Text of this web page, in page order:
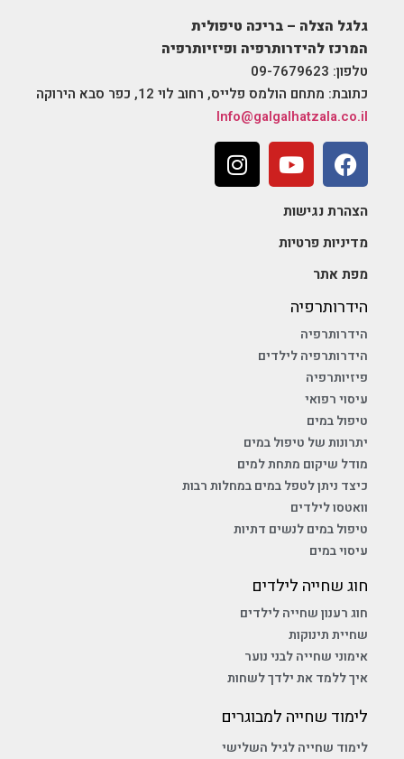
גלגל הצלה – בריכה טיפולית
המרכז להידרותרפיה ופיזיותרפיה
טלפון: 09-7679623
כתובת: מתחם הולמס פלייס, רחוב לוי 12, כפר סבא הירוקה
Info@galgalhatzala.co.il
הצהרת נגישות
מדיניות פרטיות
מפת אתר
הידרותרפיה
הידרותרפיה
הידרותרפיה לילדים
פיזיותרפיה
עיסוי רפואי
טיפול במים
יתרונות של טיפול במים
מודל שיקום מתחת למים
כיצד ניתן לטפל במים במחלות רבות
וואטסו לילדים
טיפול במים לנשים דתיות
עיסוי במים
חוג שחייה לילדים
חוג רענון שחייה לילדים
שחיית תינוקות
אימוני שחייה לבני נוער
איך ללמד את ילדך לשחות
לימוד שחייה למבוגרים
לימוד שחייה לגיל השלישי